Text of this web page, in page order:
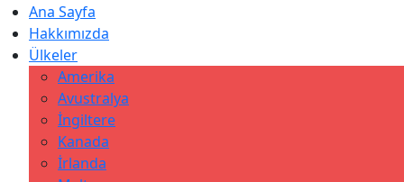
Ana Sayfa
Hakkımızda
Ülkeler
Amerika
Avustralya
İngiltere
Kanada
İrlanda